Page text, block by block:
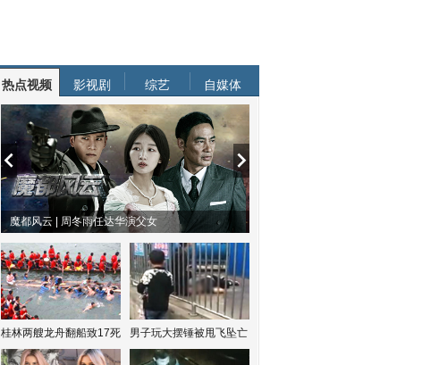
热点视频 影视剧 综艺 自媒体
魔都风云 | 周冬雨任达华演父女
桂林两艘龙舟翻船致17死 男子玩大摆锤被甩飞坠亡